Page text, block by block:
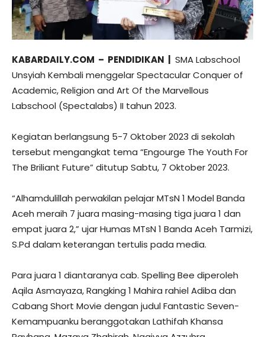
KABARDAILY.COM – PENDIDIKAN |
SMA Labschool
Unsyiah Kembali menggelar Spectacular Conquer of
Academic, Religion and Art Of the Marvellous
Labschool (Spectalabs) II tahun 2023.
Kegiatan berlangsung 5-7 Oktober 2023 di sekolah
tersebut mengangkat tema “Engourge The Youth For
The Briliant Future” ditutup Sabtu, 7 Oktober 2023.
“Alhamdulillah perwakilan pelajar MTsN 1 Model Banda
Aceh meraih 7 juara masing-masing tiga juara 1 dan
empat juara 2,” ujar Humas MTsN 1 Banda Aceh Tarmizi,
S.Pd dalam keterangan tertulis pada media.
Para juara 1 diantaranya cab. Spelling Bee diperoleh
Aqila Asmayaza, Rangking 1 Mahira rahiel Adiba dan
Cabang Short Movie dengan judul Fantastic Seven-
Kemampuanku beranggotakan Lathifah Khansa